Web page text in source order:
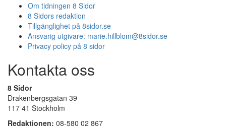
Om tidningen 8 Sidor
8 Sidors redaktion
Tillgänglighet på 8sidor.se
Ansvarig utgivare: marie.hillblom@8sidor.se
Privacy policy på 8 sidor
Kontakta oss
8 Sidor
Drakenbergsgatan 39
117 41 Stockholm
Redaktionen: 08-580 02 867